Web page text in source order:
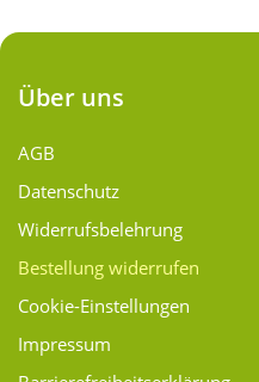
Über uns
AGB
Datenschutz
Widerrufsbelehrung
Bestellung widerrufen
Cookie-Einstellungen
Impressum